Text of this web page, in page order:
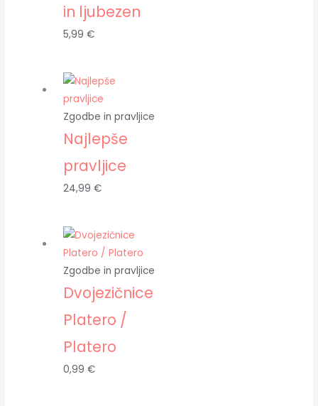
in ljubezen
5,99€
Zgodbe in pravljice
Najlepše
pravljice
24,99€
Zgodbe in pravljice
Dvojezičnice
Platero /
Platero
0,99€